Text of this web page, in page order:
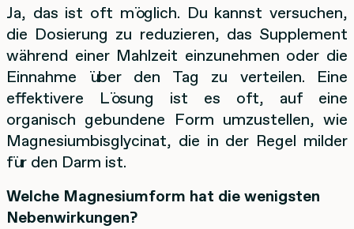
Ja, das ist oft möglich. Du kannst versuchen,
die Dosierung zu reduzieren, das Supplement
während einer Mahlzeit einzunehmen oder die
Einnahme über den Tag zu verteilen. Eine
effektivere Lösung ist es oft, auf eine
organisch gebundene Form umzustellen, wie
Magnesiumbisglycinat, die in der Regel milder
für den Darm ist.
Welche Magnesiumform hat die wenigsten
Nebenwirkungen?